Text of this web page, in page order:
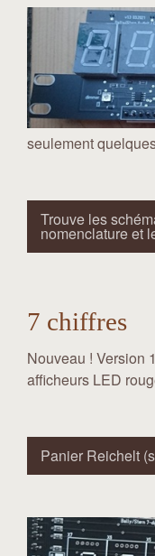
seulement
Trouve les
nomenclature et
7 chiffres
Nouveau ! Version
afficheurs LED
Panier Reichelt